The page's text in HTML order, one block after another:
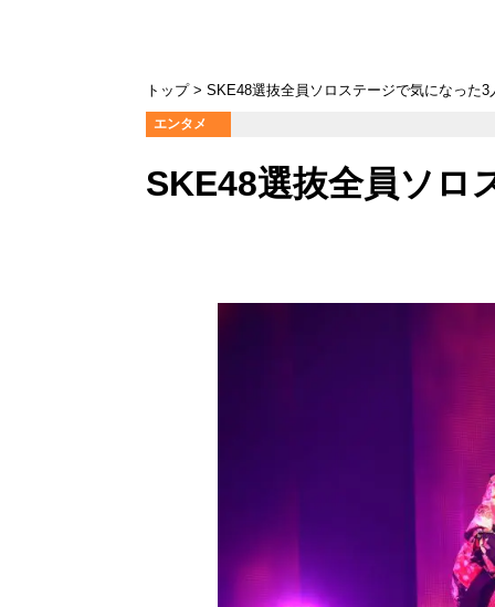
トップ SKE48選抜全員ソロステージで気になった
エンタメ
SKE48選抜全員ソロ